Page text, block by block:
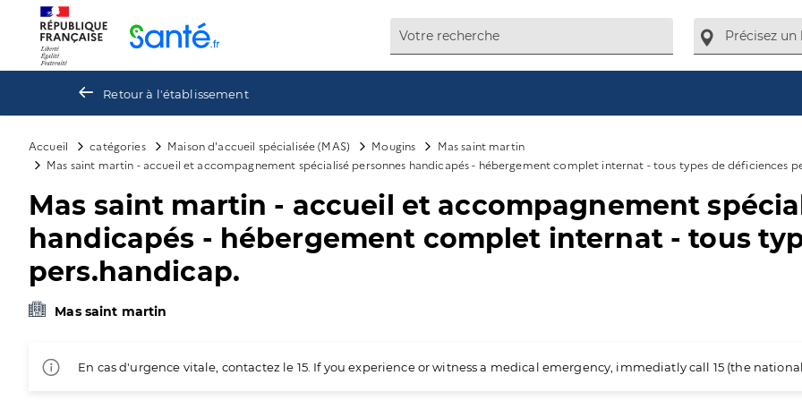
Retour à l'établissement
Accueil catégories Maison d'accueil spécialisée (MAS) Mougins
Mas saint martin
Mas saint martin - accueil et accompagnement spécialisé personnes handicapés - hébergement complet internat - tous types de déficiences
Mas saint martin - accueil et accompagnement
handicapés - hébergement complet internat - tous
pers.handicap.
Mas saint martin
En cas d'urgence vitale, contactez le 15. If you experience or witness a medical emergency, immediatly call 15 (the
Panneau de gestion des cookies